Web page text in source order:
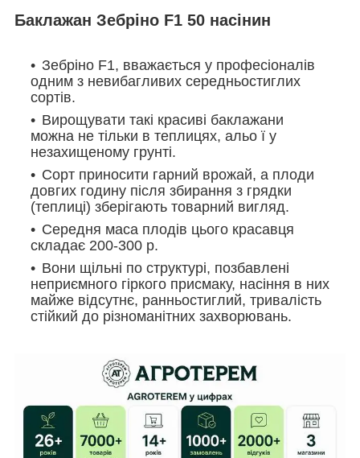
Баклажан Зебріно F1 50 насінин
Зебріно F1, вважається у професіоналів
одним з невибагливих середньостиглих
сортів.
Вирощувати такі красиві баклажани
можна не тільки в теплицях, альо ї у
незахищеному грунті.
Сорт приносити гарний врожай, а плоди
довгих годину після збирання з грядки
(теплиці) зберігають товарний вигляд.
Середня маса плодів цього красавця
складає 200-300 р.
Вони щільні по структурі, позбавлені
неприємного гіркого присмаку, насіння в них
майже відсутнє, ранньостиглий, тривалість
стійкий до різноманітних захворювань.